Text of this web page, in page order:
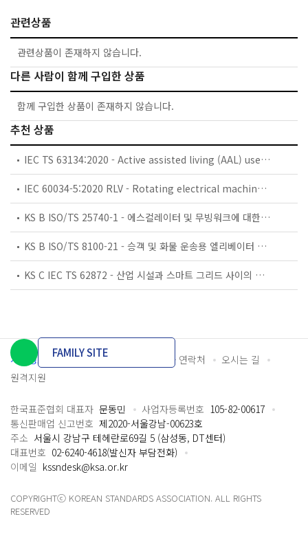
관련상품
관련상품이 존재하지 않습니다.
다른 사람이 함께 구입한 상품
함께 구입한 상품이 존재하지 않습니다.
추천 상품
IEC TS 63134:2020 - Active assisted living (AAL) use cases
IEC 60034-5:2020 RLV - Rotating electrical machines - Part 5: Degrees of protection provided by the integral design of rotating electrical machines (IP code) - Classification
KS B ISO/TS 25740-1 - 에스컬레이터 및 무빙워크에 대한 안전요건 — 제1부: 세계공통 필수 안전요건(GESRs)
KS B ISO/TS 8100-21 - 승객 및 화물 운송용 엘리베이터 —제21부: 세계공통 필수안전요건(GESRs)을 충족하는 세계공통 안전 파라미터(GSPs)
KS C IEC TS 62872 - 산업 시설과 스마트 그리드 사이의 산업 공정 측정, 제어 및 자동화 시스템 인터페이스
개인정보처리방침 이용약관 담당자 연락처
오시는 길
원격지원
FAMILY SITE
한국표준협회 대표자 문동민 사업자등록번호 105-82-00617
통신판매업 신고번호 제2020-서울강남-00623호
주소 서울시 강남구 테헤란로69길 5 (삼성동, DT센터)
대표번호 02-6240-4618(발신자 부담전화)
이메일 kssndesk@ksa.or.kr
COPYRIGHTⓒ KOREAN STANDARDS ASSOCIATION. ALL RIGHTS
RESERVED